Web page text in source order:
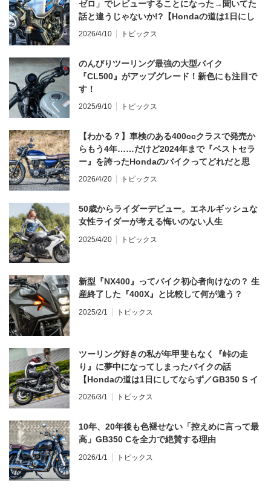
ゼロ」でレビューすることになった→聞いてた
話と違うじゃないか!?【Hondaの道は1日にし
てならず／CB1000F ①第一印象 編】
2026/4/10 トピックス
のんびりツーリング最強の大型バイク
『CL500』がアップグレード！新色にも注目で
す！
2025/9/10 トピックス
【わかる？】車検のある400ccクラスで発売か
らもう4年……だけど2024年まで『ベストセラ
ー』を誇ったHondaのバイクってどれだと思
う？
2026/4/20 トピックス
50歳からライダーデビュー。エネルギッシュな
女性ライダーが考える悔いのない人生
2025/4/20 トピックス
新型『NX400』ってバイク初心者向けなの？ 生
産終了した『400X』と比較して何が違う？
2025/2/1 トピックス
ツーリング好きの私が年甲斐もなく『峠の走
り』に夢中になってしまったバイクの話
【Hondaの道は1日にしてならず／GB350 S イ
ンプレ・レビュー 前編】
2026/3/1 トピックス
10年、20年後も色褪せない「控えめに言って最
高」GB350 Cを全力で絶賛する理由
2026/1/1 トピックス